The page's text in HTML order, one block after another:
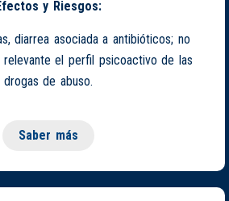
y Riesgos:
diarrea asociada a antibióticos; no
el perfil psicoactivo de las
drogas de abuso.
Saber más